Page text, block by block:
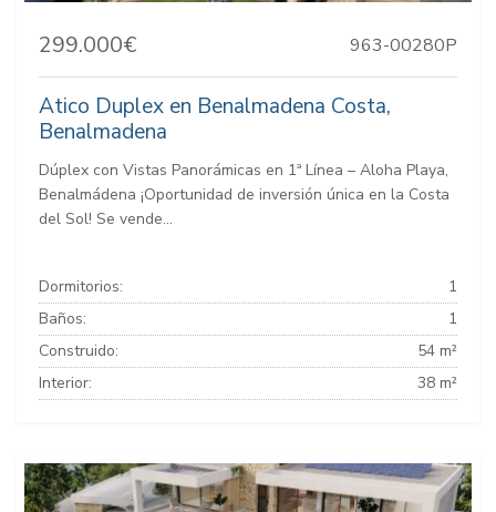
299.000€ 963-00280P
Atico Duplex en Benalmadena Costa,
Benalmadena
Dúplex con Vistas Panorámicas en 1ª Línea – Aloha Playa,
Benalmádena ¡Oportunidad de inversión única en la Costa
del Sol! Se vende...
Dormitorios:
1
Baños:
1
Construido:
54 m²
Interior:
38 m²